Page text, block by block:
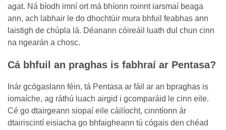
agat. Ná bíodh imní ort má bhíonn roinnt iarsmaí beaga
ann, ach labhair le do dhochtúir mura bhfuil feabhas ann
laistigh de chúpla lá. Déanann cóireáil luath dul chun cinn
na ngearán a chosc.
Cá bhfuil an praghas is fabhraí ar Pentasa?
Inár gcógaslann féin, tá Pentasa ar fáil ar an bpraghas is
iomaíche, ag ráthú luach airgid i gcomparáid le cinn eile.
Cé go dtairgeann siopaí eile cáilíocht, cinntíonn ár
dtairiscintí eisiacha go bhfaigheann tú cógais den chéad